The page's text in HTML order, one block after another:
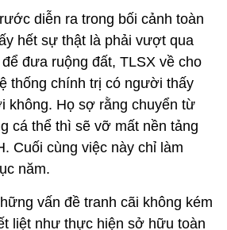
diễn ra trong bối cảnh toàn
hết sự thật là phải vượt qua
đưa ruộng đất, TLSX về cho
thống chính trị có người thấy
không. Họ sợ rằng chuyển từ
cá thể thì sẽ vỡ mất nền tảng
Cuối cùng việc này chỉ làm
năm.
vấn đề tranh cãi không kém
liệt như thực hiện sở hữu toàn